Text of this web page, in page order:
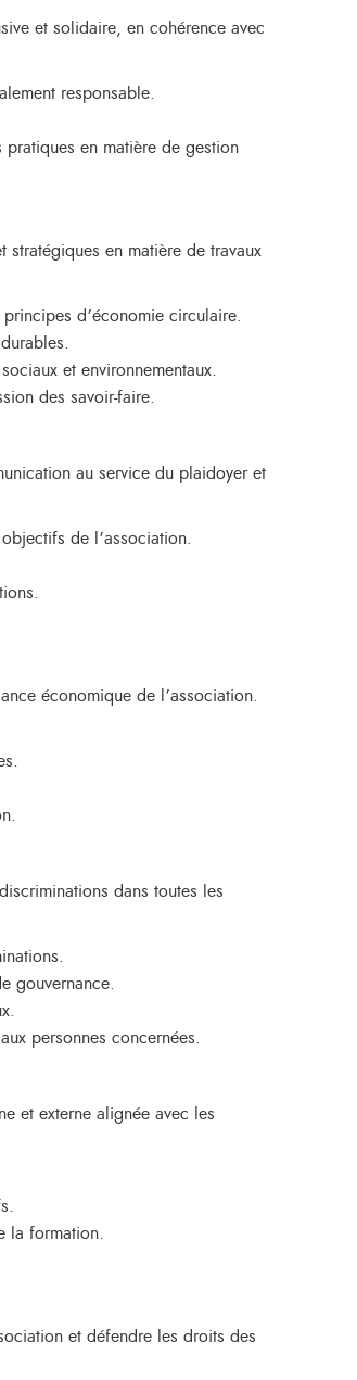
et solidaire, en cohérence avec
responsable.
en matière de gestion
en matière de travaux
d’économie circulaire.
et environnementaux.
des savoir-faire.
au service du plaidoyer et
de l’association.
économique de l’association.
dans toutes les
gouvernance.
personnes concernées.
et externe alignée avec les
la formation.
et défendre les droits des